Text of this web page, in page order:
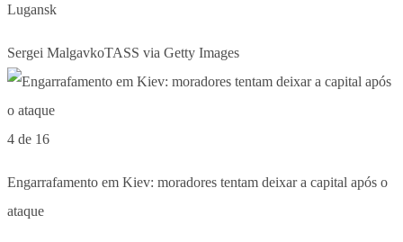
Lugansk
Sergei MalgavkoTASS via Getty Images
4 de 16
Engarrafamento em Kiev: moradores tentam deixar a capital após o
ataque